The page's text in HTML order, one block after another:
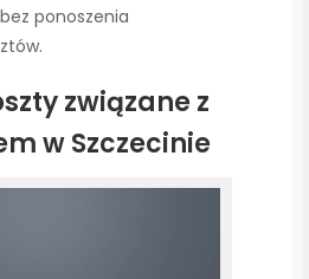
ponoszenia
związane z
w Szczecinie